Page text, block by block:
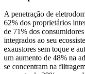
A penetração de
62% dos proprietários
de 71% dos
integrados ao seu
exaustores sem toque e
um aumento de 48% na
se concentram na